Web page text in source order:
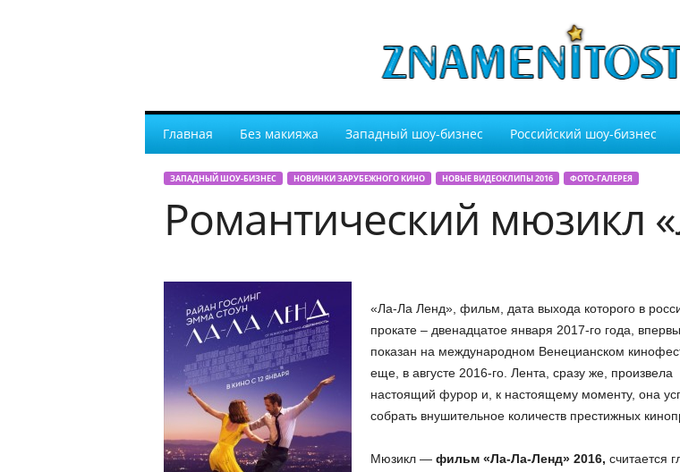
Главная Без макияжа Западный шоу-бизнес Российский шоу-бизнес
ЗАПАДНЫЙ ШОУ-БИЗНЕС НОВИНКИ ЗАРУБЕЖНОГО КИНО НОВЫЕ ВИДЕОКЛИПЫ 2016 ФОТО-ГАЛЕРЕЯ
Романтический мюзикл
«Ла-Ла Ленд», фильм, дата выхода которого в
прокате – двенадцатое января 2017-го года,
показан на международном Венецианском
еще, в августе 2016-го. Лента, сразу же, произвела
настоящий фурор и, к настоящему моменту, она
собрать внушительное количеств престижных
Мюзикл — фильм «Ла-Ла-Ленд» 2016, считается